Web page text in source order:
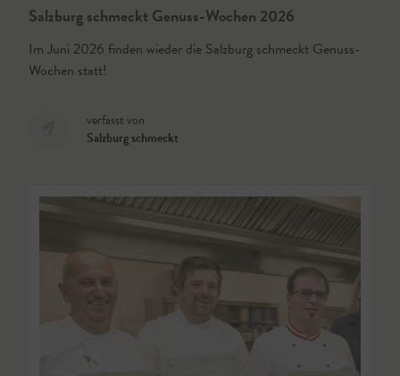
Salzburg schmeckt Genuss-Wochen 2026
Im Juni 2026 finden wieder die Salzburg schmeckt Genuss-
Wochen statt!
verfasst von
Salzburg schmeckt